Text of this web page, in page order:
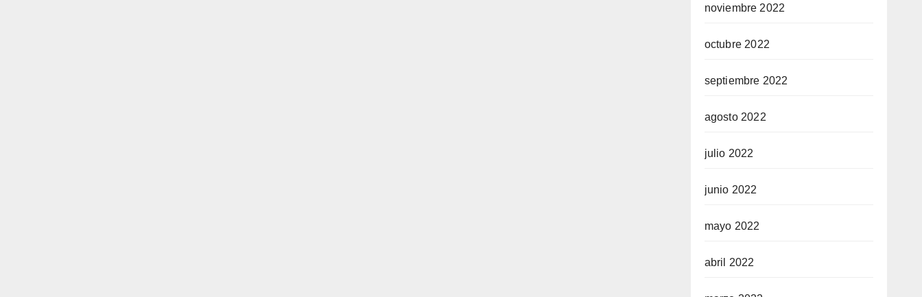
noviembre 2022
octubre 2022
septiembre 2022
agosto 2022
julio 2022
junio 2022
mayo 2022
abril 2022